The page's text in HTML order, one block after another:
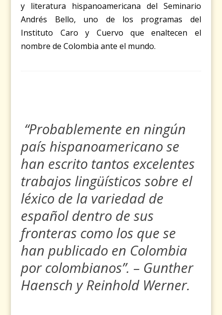
y literatura hispanoamericana del Seminario
Andrés Bello, uno de los programas del
Instituto Caro y Cuervo que enaltecen el
nombre de Colombia ante el mundo.
“Probablemente en ningún
país hispanoamericano se
han escrito tantos excelentes
trabajos lingüísticos sobre el
léxico de la variedad de
español dentro de sus
fronteras como los que se
han publicado en Colombia
por colombianos”. – Gunther
Haensch y Reinhold Werner.